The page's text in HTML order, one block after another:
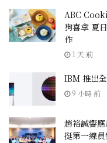
ABC
狗喜拿 夏
作
1 天 前
IBM 推出
9 小時 前
趙裕誠響
挺第一線